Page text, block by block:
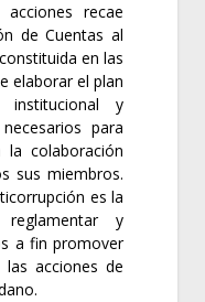
recae
de Cuentas al
en las
elaborar el plan
y
para
colaboración
sus miembros.
es la
reglamentar y
a fin promover
acciones de